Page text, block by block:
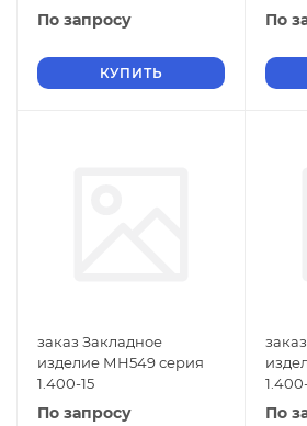
По запросу
КУПИТЬ
По
заказ Закладное
изделие МН549 серия
1.400-15
По запросу По